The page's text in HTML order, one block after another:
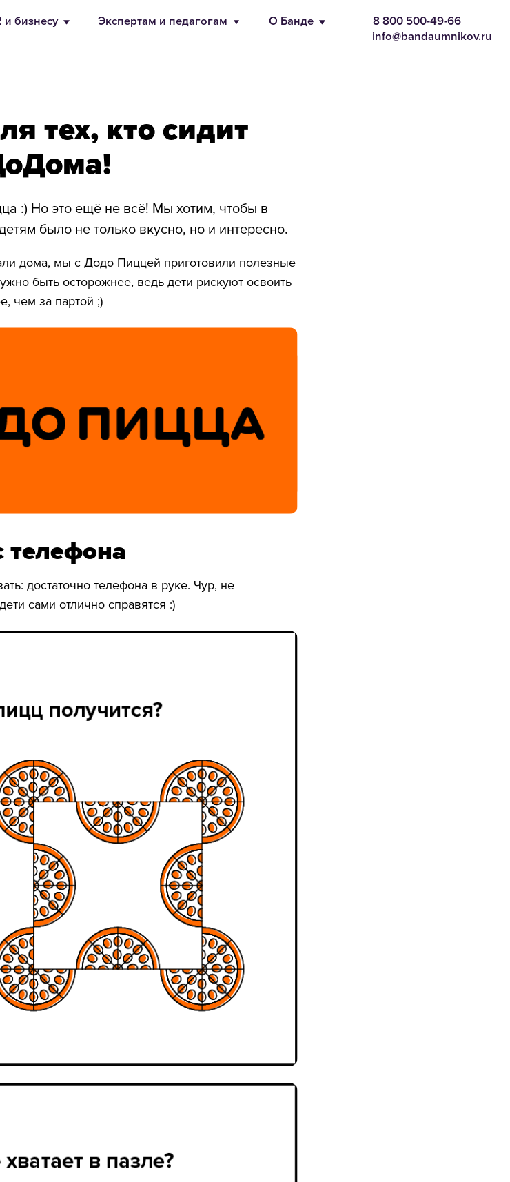
info@bandaumnikov.ru
О Банде
тех, кто сидит
:) Но это ещё не всё! Мы хотим, чтобы в
было не только вкусно, но и интересно.
дома, мы с Додо Пиццей приготовили полезные
быть осторожнее, ведь дети рискуют освоить
чем за партой ;)
достаточно телефона в руке. Чур, не
сами отлично справятся :)